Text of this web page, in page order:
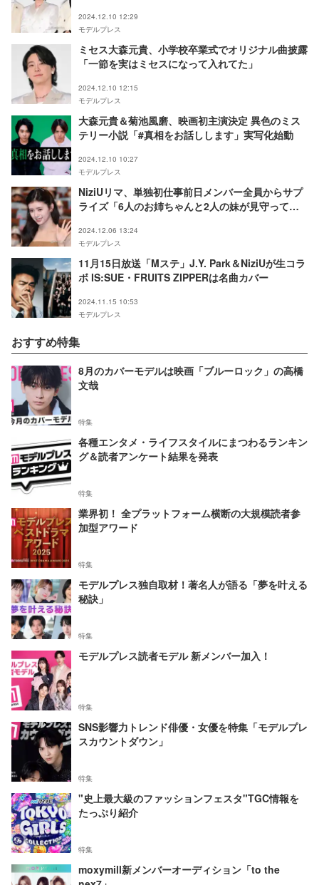
2024.12.10 12:29
モデルプレス
ミセス大森元貴、小学校卒業式でオリジナル曲披露
「一節を実はミセスになって入れてた」
2024.12.10 12:15
モデルプレス
大森元貴＆菊池風磨、映画初主演決定 異色のミス
テリー小説「#真相をお話しします」実写化始動
2024.12.10 10:27
モデルプレス
NiziUリマ、単独初仕事前日メンバー全員からサプ
ライズ「6人のお姉ちゃんと2人の妹が見守ってる
2024.12.06 13:24
モデルプレス
11月15日放送「Mステ」J.Y. Park＆NiziUが生コラ
ボ IS:SUE・FRUITS ZIPPERは名曲カバー
2024.11.15 10:53
モデルプレス
おすすめ特集
8月のカバーモデルは映画「ブルーロック」の高橋
文哉
特集
各種エンタメ・ライフスタイルにまつわるランキン
グ＆読者アンケート結果を発表
特集
業界初！ 全プラットフォーム横断の大規模読者参
加型アワード
特集
モデルプレス独自取材！著名人が語る「夢を叶える
秘訣」
特集
モデルプレス読者モデル 新メンバー加入！
特集
SNS影響力トレンド俳優・女優を特集「モデルプレ
スカウントダウン」
特集
"史上最大級のファッションフェスタ"TGC情報を
たっぷり紹介
特集
moxymill新メンバーオーディション「to the